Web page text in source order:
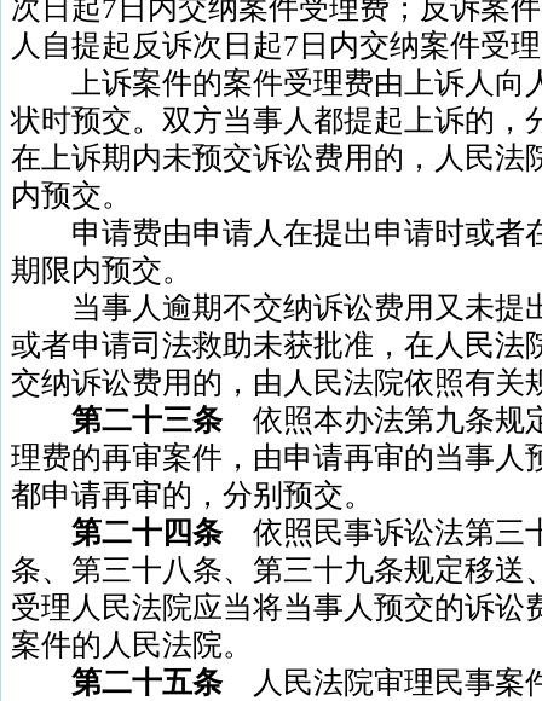
次日起7 日内交纳案件受理费；反诉案
人自提起反诉次日起7 日内交纳案件受
上诉案件的案件受理费由上诉人向
状时预交。双方当事人都提起上诉的，
在上诉期内未预交诉讼费用的，人民法
内预交。
申请费由申请人在提出申请时或者
期限内预交。
当事人逾期不交纳诉讼费用又未提
或者申请司法救助未获批准，在人民法
交纳诉讼费用的，由人民法院依照有关
第二十三条依照本办法第九条规
理费的再审案件，由申请再审的当事人
都申请再审的，分别预交。
第二十四条 依照民事诉讼法第三
条、第三十八条、第三十九条规定移送
受理人民法院应当将当事人预交的诉讼
案件的人民法院。
第二十五条
人民法院审理民事案